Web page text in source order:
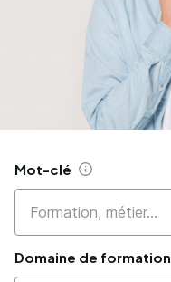
Mot-clé Aide
Domaine de formation